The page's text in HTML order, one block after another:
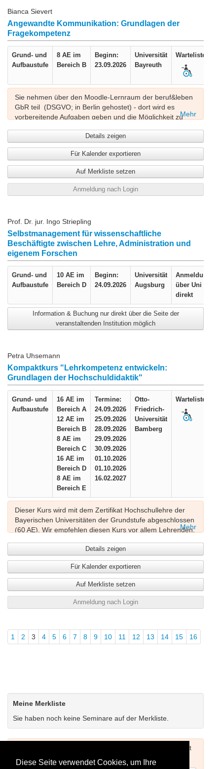
Diese Seite verwendet Cookies, um Ihre
Bianca Sievert
Angewandte Kommunikation: Grundlagen der
Fragekompetenz
Grund- und
Aufbaustufe
8 AE im
Bereich B
Beginn:
23.09.2026
Universität
Bayreuth
Warteliste
Sie nehmen über den Moodle-Lernraum der beruf&leben
GbR teil (DSGVO; in Berlin gehostet) - dort wird es
vorbereitende Aufgaben geben und die Möglichkeit zu
dem Workshop erhalten Sie den Login-Code per Mail von
Bianca Sievert (bs@berufundleben.com) oder von Ihrer
HochschuleVoraussetzungen auf Teilnehmendenseite
sind: stabiles Internet - und ein Laptop oder PC mit
funktionierender Audio/Videofunktion.
Mehr
Details zeigen
Für Kalender exportieren
Auf Merkliste setzen
Anmeldung nach Login
Prof. Dr. jur. Ingo Striepling
Selbstmanagement für wissenschaftliche
Beschäftigte zwischen Lehre, Administration und
eigenem Forschen
Grund- und
Aufbaustufe
10 AE im
Bereich D
Beginn:
24.09.2026
Universität
Augsburg
Anmeldung
über Uni
direkt
Information & Buchung nur direkt über die Seite der
veranstaltenden Institution möglich
Petra Uhsemann
Kompaktkurs "Lehrkompetenz entwickeln:
Grundlagen der Hochschuldidaktik"
Grund- und
Aufbaustufe
16 AE im
Bereich A
12 AE im
Bereich B
8 AE im
Bereich C
16 AE im
Bereich D
8 AE im
Bereich E
Termine:
24.09.2026
25.09.2026
28.09.2026
29.09.2026
30.09.2026
01.10.2026
01.10.2026
16.02.2027
Otto-
Friedrich-
Universität
Bamberg
Warteliste
Dieser Kurs wird mit dem Zertifikat Hochschullehre der
Bayerischen Universitäten der Grundstufe abgeschlossen
(60 AE). Wir empfehlen diesen Kurs vor allem Lehrenden,
besucht haben. Lehrenden der Universität Bamberg kann
der Teilnahmebeitrag für den Kompaktkursnach
erfolgreichem Abschlusserstattet werden.
Mehr
Details zeigen
Für Kalender exportieren
Auf Merkliste setzen
Anmeldung nach Login
1 2 3 4 5 6 7 8 9 10 11 12 13 14 15 16
Meine Merkliste
Sie haben noch keine Seminare auf der Merkliste.
Um Seminare buchen zu können müssen Sie sich zuerst
einloggen (siehe oben) oder neu registrieren.